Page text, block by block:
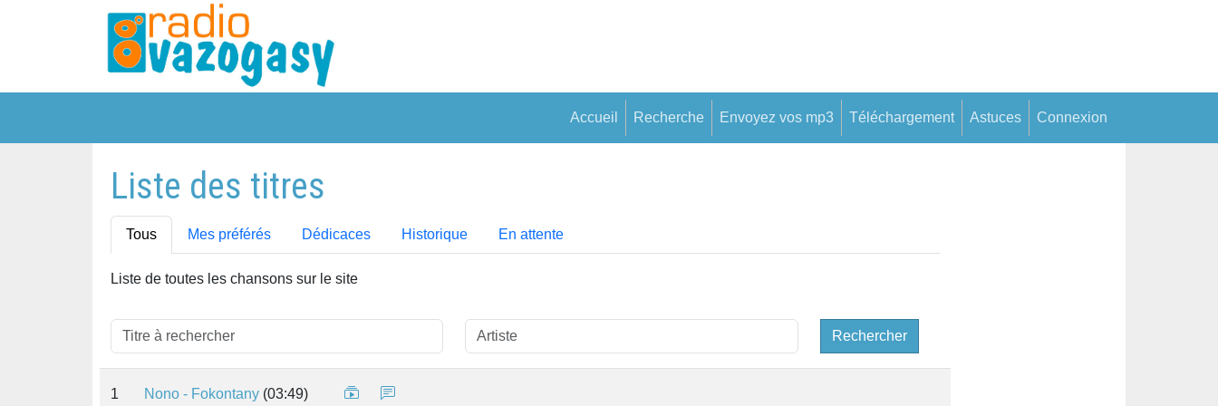
Accueil Recherche Envoyez vos mp3 Téléchargement Astuces Connexion
Liste des titres
Tous Mes préférés Dédicaces Historique En attente
Liste de toutes les chansons sur le site
Rechercher
1 Nono - Fokontany (03:49)